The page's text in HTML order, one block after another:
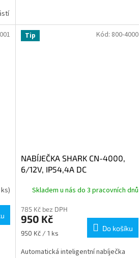
Tip
NABÍJEČKA SHARK CN-4000,
6/12V, IP54,4A DC
Skladem u nás do 3 pracovních dnů
785 Kč bez DPH
950 Kč
Měrná
950 Kč / 1 ks
Do košíku
Automatická inteligentní nabíječka
Kód: 800-4000